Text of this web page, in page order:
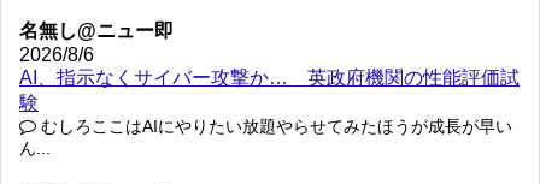
名無し@ニュー即
2026/8/6
AI、指示なくサイバー攻撃か… 英政府機関の性能評価試
験
むしろここはAIにやりたい放題やらせてみたほうが成長が早い
ん...